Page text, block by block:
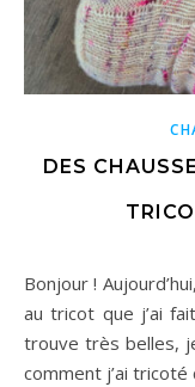
DES
Bonjour ! Aujourd’hui, je vous montre les jolies chaussettes
au tricot que j’ai
trouve très belles,
comment j’ai